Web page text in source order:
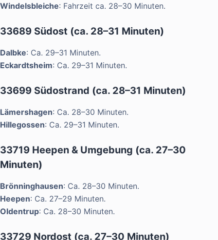
Windelsbleiche: Fahrzeit ca. 28–30 Minuten.
33689 Südost (ca. 28–31 Minuten)
Dalbke: Ca. 29–31 Minuten.
Eckardtsheim: Ca. 29–31 Minuten.
33699 Südostrand (ca. 28–31 Minuten)
Lämershagen: Ca. 28–30 Minuten.
Hillegossen: Ca. 29–31 Minuten.
33719 Heepen & Umgebung (ca. 27–30
Minuten)
Brönninghausen: Ca. 28–30 Minuten.
Heepen: Ca. 27–29 Minuten.
Oldentrup: Ca. 28–30 Minuten.
33729 Nordost (ca. 27–30 Minuten)